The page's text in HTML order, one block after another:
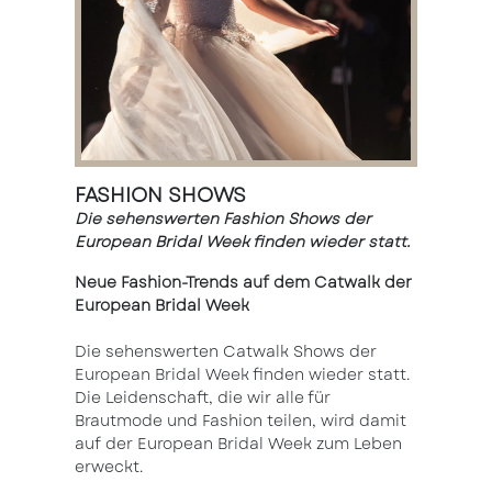
FASHION SHOWS
Die sehenswerten Fashion Shows der
European Bridal Week finden wieder statt.
Neue Fashion-Trends auf dem Catwalk der
European Bridal Week
Die sehenswerten Catwalk Shows der
European Bridal Week finden wieder statt.
Die Leidenschaft, die wir alle für
Brautmode und Fashion teilen, wird damit
auf der European Bridal Week zum Leben
erweckt.